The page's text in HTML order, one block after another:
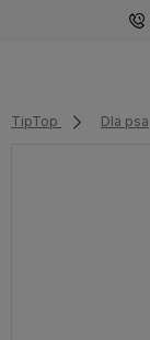
TipTop Dla psa